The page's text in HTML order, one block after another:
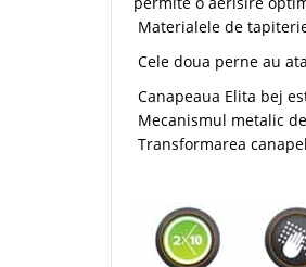
Materialele de
Cele doua perne au
Canapeaua Elita bej
Mecanismul metalic
Transformarea